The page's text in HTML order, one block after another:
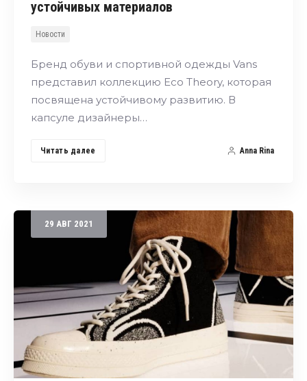
устойчивых материалов
Новости
Бренд обуви и спортивной одежды Vans
представил коллекцию Eco Theory, которая
посвящена устойчивому развитию. В
капсуле дизайнеры…
Читать далее Anna Rina
29 АВГ 2021